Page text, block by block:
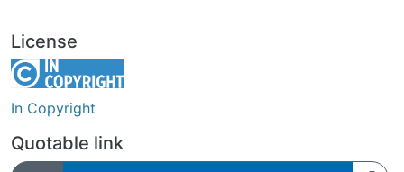
License
In Copyright
Quotable link